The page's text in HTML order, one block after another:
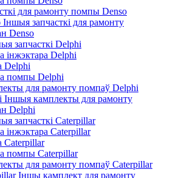
для рамонту помпы Denso
Іншыя запчасткі для рамонту
Denso
запчасткі Delphi
інжэктара Delphi
Delphi
помпы Delphi
для рамонту помпаў Delphi
Іншыя камплекты для рамонту
Delphi
запчасткі Caterpillar
інжэктара Caterpillar
Caterpillar
помпы Caterpillar
для рамонту помпаў Caterpillar
Іншы камплект для рамонту